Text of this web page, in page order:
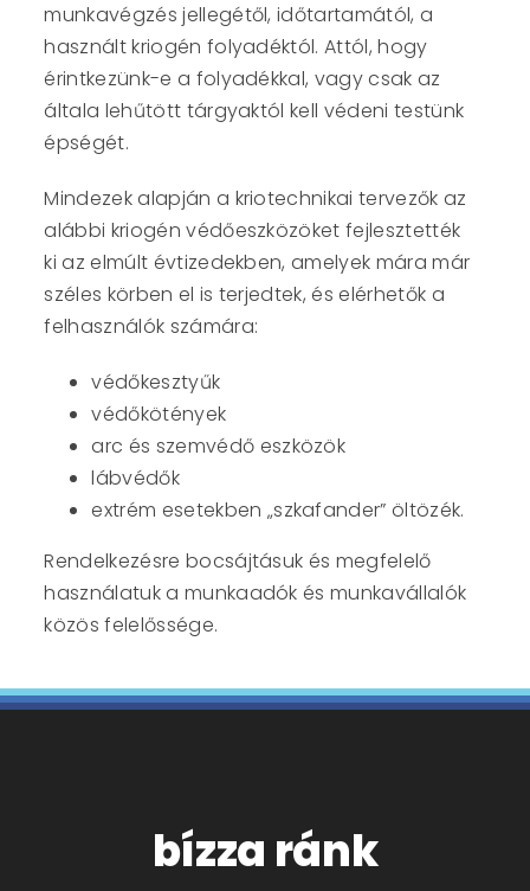
munkavégzés jellegétől, időtartamától, a
használt kriogén folyadéktól. Attól, hogy
érintkezünk-e a folyadékkal, vagy csak az
általa lehűtött tárgyaktól kell védeni testünk
épségét.
Mindezek alapján a kriotechnikai tervezők az
alábbi kriogén védőeszközöket fejlesztették
ki az elmúlt évtizedekben, amelyek mára már
széles körben el is terjedtek, és elérhetők a
felhasználók számára:
védőkesztyűk
védőkötények
arc és szemvédő eszközök
lábvédők
extrém esetekben „szkafander” öltözék.
Rendelkezésre bocsájtásuk és megfelelő
használatuk a munkaadók és munkavállalók
közös felelőssége.
bízza ránk